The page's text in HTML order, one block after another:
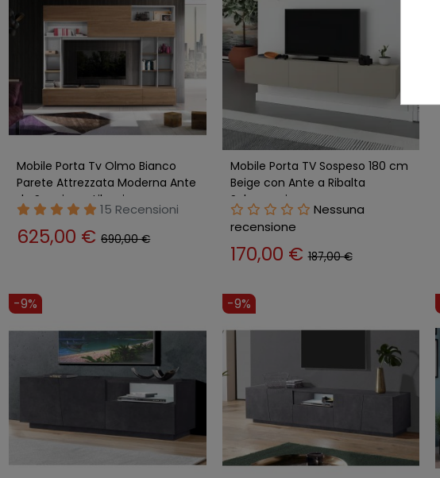
Mobile Porta Tv Olmo Bianco
Parete Attrezzata Moderna Ante
da Soggiorno Libreria
15 Recensioni
625,00 €690,00 €
Mobile Porta TV Sospeso 180 cm
Beige con Ante a Ribalta
Salvaspazio
Nessuna
recensione
170,00 €187,00 €
-9% -9%